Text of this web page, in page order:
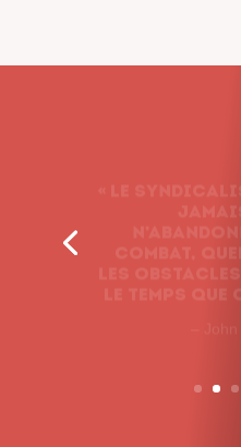
combat,
les obstacles
le temps